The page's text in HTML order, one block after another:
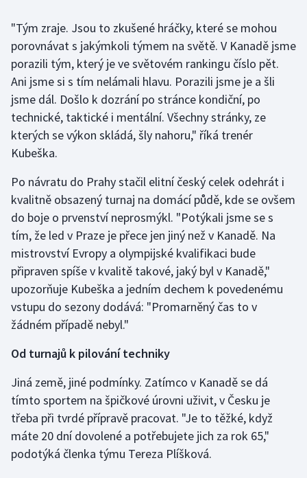
Rychlobruslení
Rychlostní kanoistika
Short track
Sportovní střelba
Stolní tenis
Triatlon
Veslování
Vodní slalom
Volejbal
"Tým zraje. Jsou to zkušené hráčky, které se mohou
porovnávat s jakýmkoli týmem na světě. V Kanadě jsme
porazili tým, který je ve světovém rankingu číslo pět.
Ani jsme si s tím nelámali hlavu. Porazili jsme je a šli
jsme dál. Došlo k dozrání po stránce kondiční, po
technické, taktické i mentální. Všechny stránky, ze
kterých se výkon skládá, šly nahoru," říká trenér
Kubeška.
Po návratu do Prahy stačil elitní český celek odehrát i
kvalitně obsazený turnaj na domácí půdě, kde se ovšem
do boje o prvenství neprosmýkl. "Potýkali jsme se s
tím, že led v Praze je přece jen jiný než v Kanadě. Na
mistrovství Evropy a olympijské kvalifikaci bude
připraven spíše v kvalitě takové, jaký byl v Kanadě,"
upozorňuje Kubeška a jedním dechem k povedenému
vstupu do sezony dodává: "Promarněný čas to v
žádném případě nebyl."
Od turnajů k pilování techniky
Jiná země, jiné podmínky. Zatímco v Kanadě se dá
tímto sportem na špičkové úrovni uživit, v Česku je
třeba při tvrdé přípravě pracovat. "Je to těžké, když
máte 20 dní dovolené a potřebujete jich za rok 65,"
podotýká členka týmu Tereza Plíšková.